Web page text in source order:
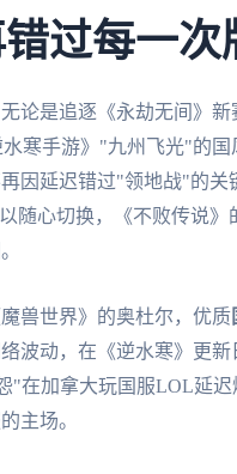
过每一次
论是追逐《永劫无间》
水寒手游》"九州飞光"的
因延迟错过"领地战"的关
随心切换，《不败传说》
兽世界》的奥杜尔，优质
波动，在《逆水寒》更
"在加拿大玩国服LOL延
主场。